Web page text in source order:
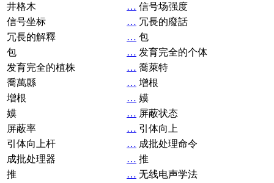
井格木
… 信号场强度
信号坐标
… 冗長的廢話
冗長的解釋
… 包
包
… 发育完全的个体
发育完全的植株
… 喬萊特
喬萬縣
… 增根
增根
… 嫫
嫫
… 屏蔽状态
屏蔽率
… 引体向上
引体向上杆
… 成批处理命令
成批处理器
… 推
推
… 无线电声学法